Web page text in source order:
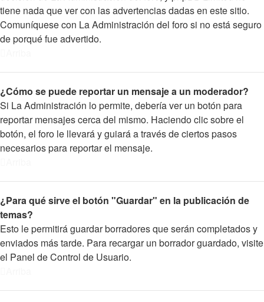
tiene nada que ver con las advertencias dadas en este sitio.
Comuníquese con La Administración del foro si no está seguro
de porqué fue advertido.
¿Cómo se puede reportar un mensaje a un moderador?
Si La Administración lo permite, debería ver un botón para
reportar mensajes cerca del mismo. Haciendo clic sobre el
botón, el foro le llevará y guiará a través de ciertos pasos
necesarios para reportar el mensaje.
¿Para qué sirve el botón "Guardar" en la publicación de
temas?
Esto le permitirá guardar borradores que serán completados y
enviados más tarde. Para recargar un borrador guardado, visite
el Panel de Control de Usuario.